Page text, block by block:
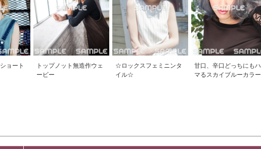
ョート
トップノット無造作ウェ
ービー
☆ロックスフェミニンタ
イル☆
甘口、辛口どっちにもハ
マるスカイブルーカラー